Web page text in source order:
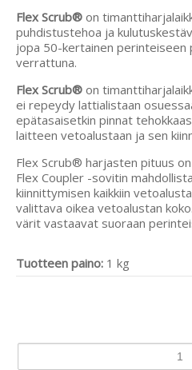
Flex Scrub® on
puhdistustehoa ja
jopa 50-kertainen perinteiseen
verrattuna.
Flex Scrub® on
ei repeydy lattialistaan
epätasaisetkin pinnat
laitteen vetoalustaan ja sen
Flex Scrub® harjasten pituus
Flex Coupler -sovitin
kiinnittymisen kaikkiin
valittava oikea vetoalustan
värit vastaavat suoraan
Tuotteen paino: 1 kg